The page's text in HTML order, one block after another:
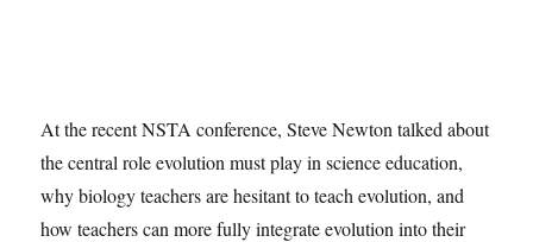
auf
Lichess.
At the recent NSTA conference, Steve Newton talked about
the central role evolution must play in science education,
why biology teachers are hesitant to teach evolution, and
how teachers can more fully integrate evolution into their